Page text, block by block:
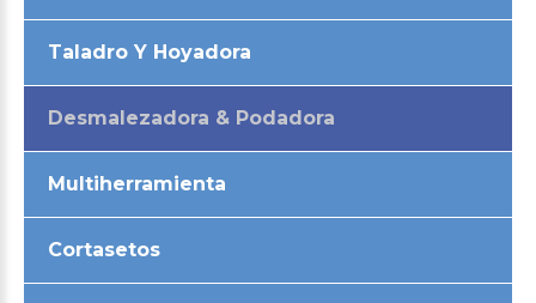
Taladro Y Hoyadora
Desmalezadora & Podadora
Multiherramienta
Cortasetos